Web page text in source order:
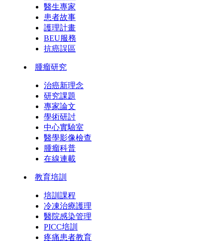
醫生專家
患者故事
護理計畫
BEU服務
抗癌誤區
腫瘤研究
治癌新理念
研究課題
專家論文
學術研討
中心實驗室
醫學影像檢查
腫瘤科普
在線連載
教育培訓
培訓課程
冷凍治療護理
醫院感染管理
PICC培訓
疼痛患者教育